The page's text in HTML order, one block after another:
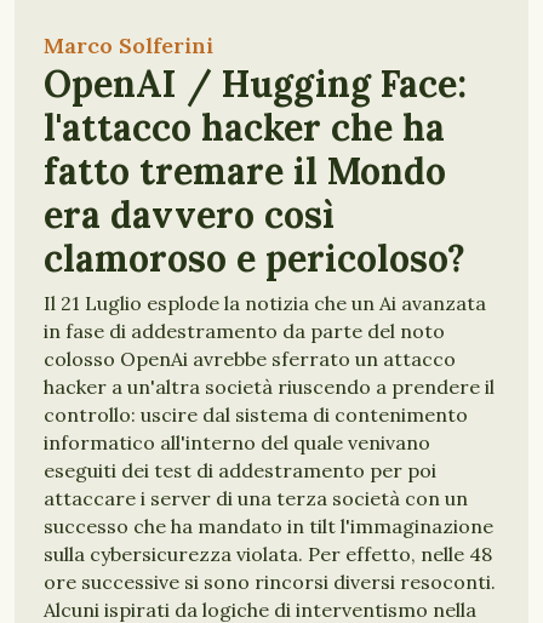
Marco Solferini
OpenAI / Hugging Face:
l'attacco hacker che ha
fatto tremare il Mondo
era davvero così
clamoroso e pericoloso?
Il 21 Luglio esplode la notizia che un Ai avanzata
in fase di addestramento da parte del noto
colosso OpenAi avrebbe sferrato un attacco
hacker a un'altra società riuscendo a prendere il
controllo: uscire dal sistema di contenimento
informatico all'interno del quale venivano
eseguiti dei test di addestramento per poi
attaccare i server di una terza società con un
successo che ha mandato in tilt l'immaginazione
sulla cybersicurezza violata. Per effetto, nelle 48
ore successive si sono rincorsi diversi resoconti.
Alcuni ispirati da logiche di interventismo nella